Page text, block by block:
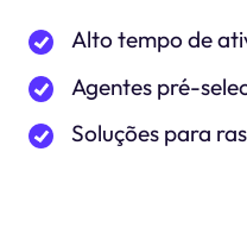
Alto tempo de
Agentes pré-
Soluções para